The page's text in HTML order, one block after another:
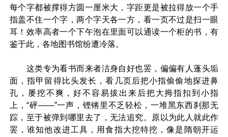
每个字都被撑得方圆一厘米大，字距更是被拉得放一个手
指盖不住一个字，两个字天各一方，看一页不过是扫一眼
耳！效率高者一个下午泡在里面可以通读一个柜的书，有
鉴于此，各地图书馆纷遭冷落。
这类专为看书而来者洁身自好也罢，偏偏有人蓬头垢
面，指甲留得比头发长，看几页后把小指偷偷地探进鼻
孔，屡挖不爽，好不容易拔出来后把大拇指扣到小指
上，“砰——”一声，铿锵里不乏轻松，一堆黑东西刹那无
踪，至于被弹到哪里去了，无法追究。原以为此人就此作
罢，谁知他改进工具，用食指大挖特挖，像是隋朝开运